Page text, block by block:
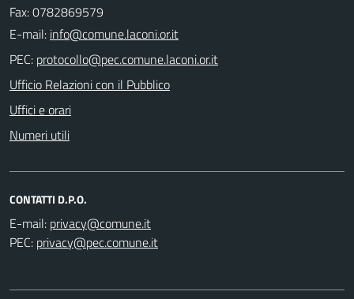
Fax: 0782869579
E-mail:
PEC:
Ufficio Relazioni con il Pubblico
Uffici e orari
Numeri utili
CONTATTI D.P.O.
E-mail:
PEC: